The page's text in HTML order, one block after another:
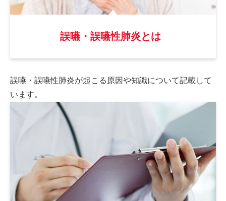
誤嚥・誤嚥性肺炎とは
誤嚥・誤嚥性肺炎が起こる原因や知識について記載して
います。